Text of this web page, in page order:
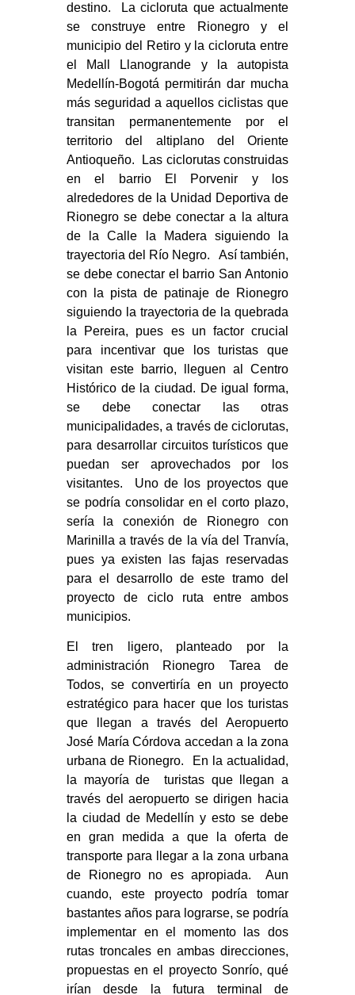
destino. La cicloruta que actualmente
se construye entre Rionegro y el
municipio del Retiro y la cicloruta entre
el Mall Llanogrande y la autopista
Medellín-Bogotá permitirán dar mucha
más seguridad a aquellos ciclistas que
transitan permanentemente por el
territorio del altiplano del Oriente
Antioqueño. Las ciclorutas construidas
en el barrio El Porvenir y los
alrededores de la Unidad Deportiva de
Rionegro se debe conectar a la altura
de la Calle la Madera siguiendo la
trayectoria del Río Negro. Así también,
se debe conectar el barrio San Antonio
con la pista de patinaje de Rionegro
siguiendo la trayectoria de la quebrada
la Pereira, pues es un factor crucial
para incentivar que los turistas que
visitan este barrio, lleguen al Centro
Histórico de la ciudad. De igual forma,
se debe conectar las otras
municipalidades, a través de ciclorutas,
para desarrollar circuitos turísticos que
puedan ser aprovechados por los
visitantes. Uno de los proyectos que
se podría consolidar en el corto plazo,
sería la conexión de Rionegro con
Marinilla a través de la vía del Tranvía,
pues ya existen las fajas reservadas
para el desarrollo de este tramo del
proyecto de ciclo ruta entre ambos
municipios.
El tren ligero, planteado por la
administración Rionegro Tarea de
Todos, se convertiría en un proyecto
estratégico para hacer que los turistas
que llegan a través del Aeropuerto
José María Córdova accedan a la zona
urbana de Rionegro. En la actualidad,
la mayoría de turistas que llegan a
través del aeropuerto se dirigen hacia
la ciudad de Medellín y esto se debe
en gran medida a que la oferta de
transporte para llegar a la zona urbana
de Rionegro no es apropiada. Aun
cuando, este proyecto podría tomar
bastantes años para lograrse, se podría
implementar en el momento las dos
rutas troncales en ambas direcciones,
propuestas en el proyecto Sonrío, qué
irían desde la futura terminal de